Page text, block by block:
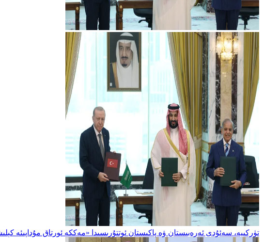
تۈركىيە، سەئۇدى ئەرەبىستان ۋە پاكىستان ئوتتۇرىسىدا «مەككە ئورتاق مۇداپىئە